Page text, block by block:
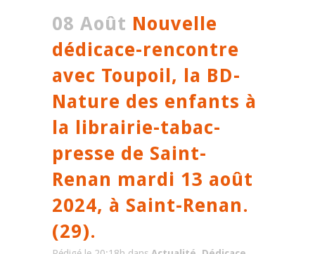
08 Août Nouvelle
dédicace-rencontre
avec Toupoil, la BD-
Nature des enfants à
la librairie-tabac-
presse de Saint-
Renan mardi 13 août
2024, à Saint-Renan.
(29).